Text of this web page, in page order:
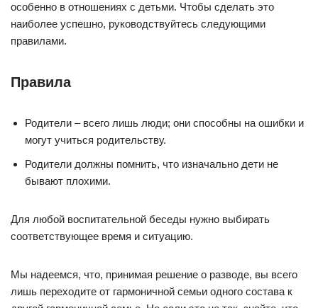
особенно в отношениях с детьми. Чтобы сделать это
наиболее успешно, руководствуйтесь следующими
правилами.
Правила
Родители – всего лишь люди; они способны на ошибки и
могут учиться родительству.
Родители должны помнить, что изначально дети не
бывают плохими.
Для любой воспитательной беседы нужно выбирать
соответствующее время и ситуацию.
Мы надеемся, что, принимая решение о разводе, вы всего
лишь переходите от гармоничной семьи одного состава к